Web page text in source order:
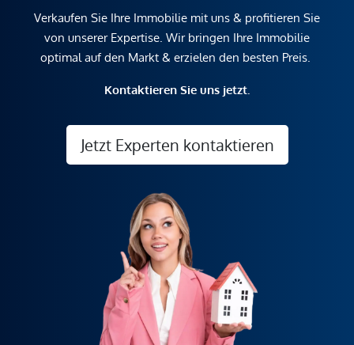
Verkaufen Sie Ihre Immobilie mit uns & profitieren Sie
von unserer Expertise. Wir bringen Ihre Immobilie
optimal auf den Markt & erzielen den besten Preis.
Kontaktieren Sie uns jetzt.
Jetzt Experten kontaktieren